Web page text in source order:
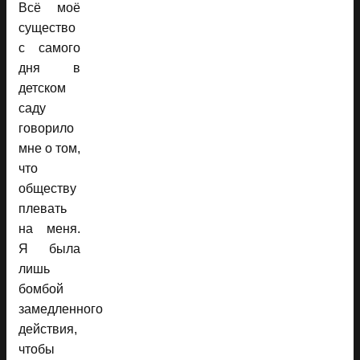
Всё моё
существо
с самого
дня в
детском
саду
говорило
мне о том,
что
обществу
плевать
на меня.
Я была
лишь
бомбой
замедленного
действия,
чтобы